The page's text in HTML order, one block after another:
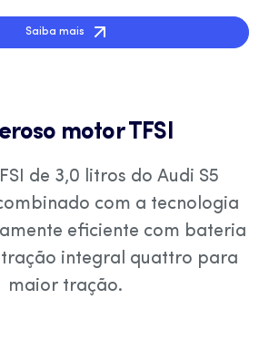
Saiba mais
motor TFSI
de 3,0 litros do Audi S5
com a tecnologia
eficiente com bateria
tração integral quattro para
maior tração.